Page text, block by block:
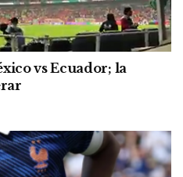
vs Ecuador; la